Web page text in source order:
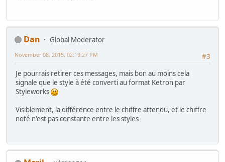
Dan
Global Moderator
#3
November 08, 2015, 02:19:27 PM
Je pourrais retirer ces messages, mais bon au moins cela
signale que le style à été converti au format Ketron par
Styleworks
Visiblement, la différence entre le chiffre attendu, et le chiffre
noté n'est pas constante entre les styles